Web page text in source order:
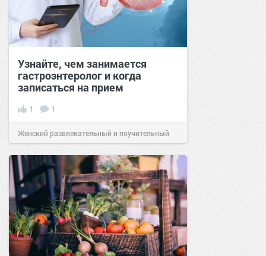
Узнайте, чем занимается
гастроэнтеролог и когда
записаться на прием
1 1
Женский развлекательный и поучительный
сайт.23:2529 июл 2022